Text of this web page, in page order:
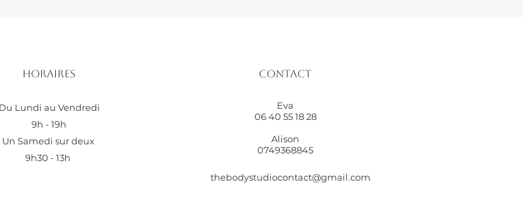
Horaires
Du Lundi au Vendredi
9h - 19h
Un Samedi sur deux
9h30 - 13h
Contact
Eva
06 40 55 18 28
Alison
0749368845
thebodystudiocontact@gmail.com